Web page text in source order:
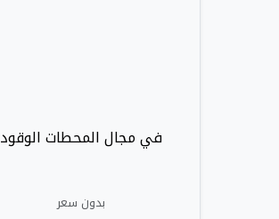
في مجال المحطات الوقود
بدون سعر